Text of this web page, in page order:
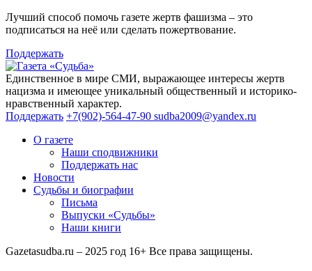
Лучший способ помочь газете жертв фашизма – это
подписаться на неё или сделать пожертвование.
Поддержать
Единственное в мире СМИ, выражающее интересы жертв
нацизма и имеющее уникальный общественный и историко-
нравственный характер.
Поддержать +7(902)-564-47-90 sudba2009@yandex.ru
О газете
Наши сподвижники
Поддержать нас
Новости
Судьбы и биографии
Письма
Выпуски «Судьбы»
Наши книги
Gazetasudba.ru – 2025 год 16+ Все права защищены.